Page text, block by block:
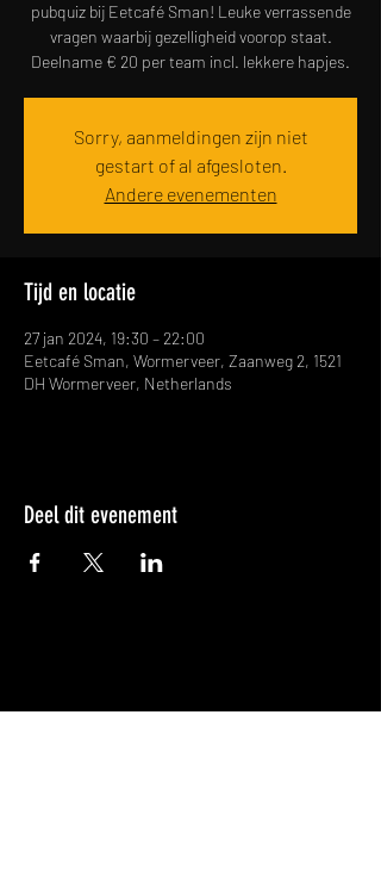
pubquiz bij Eetcafé Sman! Leuke verrassende
vragen waarbij gezelligheid voorop staat.
Deelname € 20 per team incl. lekkere hapjes.
Sorry, aanmeldingen zijn niet
gestart of al afgesloten.
Andere evenementen
Tijd en locatie
27 jan 2024, 19:30 – 22:00
Eetcafé Sman, Wormerveer, Zaanweg 2, 1521
DH Wormerveer, Netherlands
Deel dit evenement